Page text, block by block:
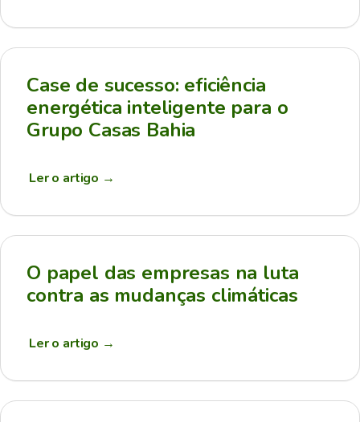
Case de sucesso: eficiência
energética inteligente para o
Grupo Casas Bahia
Ler o artigo →
O papel das empresas na luta
contra as mudanças climáticas
Ler o artigo →